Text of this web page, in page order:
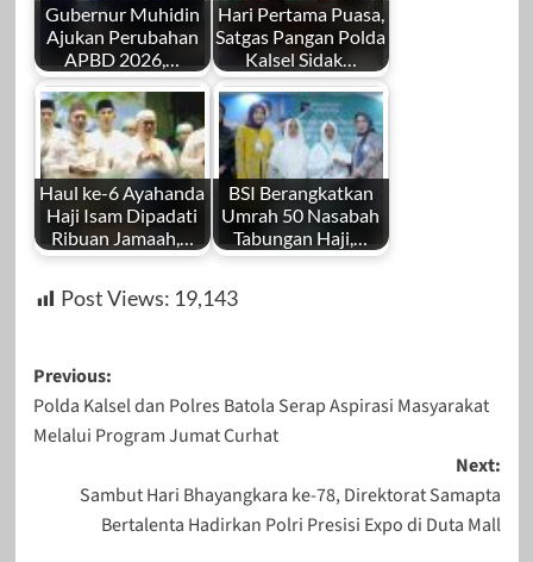
Gubernur Muhidin
Ajukan Perubahan
APBD 2026,…
Hari Pertama Puasa,
Satgas Pangan Polda
Kalsel Sidak…
Haul ke-6 Ayahanda
Haji Isam Dipadati
Ribuan Jamaah,…
BSI Berangkatkan
Umrah 50 Nasabah
Tabungan Haji,…
Post Views: 19,143
Post
navigation
Previous:
Polda Kalsel dan Polres Batola Serap Aspirasi Masyarakat
Melalui Program Jumat Curhat
Next:
Sambut Hari Bhayangkara ke-78, Direktorat Samapta
Bertalenta Hadirkan Polri Presisi Expo di Duta Mall